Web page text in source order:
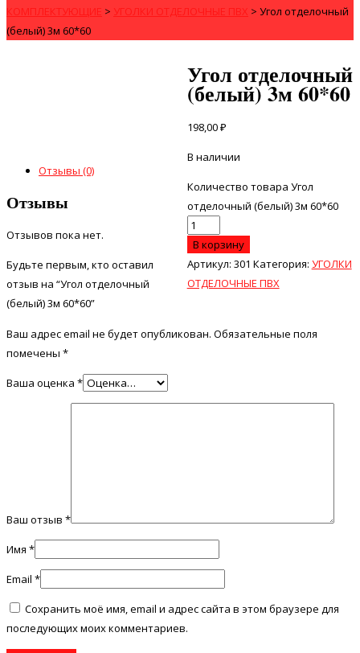
КОМПЛЕКТУЮЩИЕ > УГОЛКИ ОТДЕЛОЧНЫЕ ПВХ > Угол отделочный
(белый) 3м 60*60
Угол отделочный
(белый) 3м 60*60
198,00₽
В наличии
Количество товара Угол
отделочный (белый) 3м 60*60
В корзину
Артикул: 301 Категория: УГОЛКИ
ОТДЕЛОЧНЫЕ ПВХ
Отзывы (0)
Отзывы
Отзывов пока нет.
Будьте первым, кто оставил
отзыв на “Угол отделочный
(белый) 3м 60*60”
Ваш адрес email не будет опубликован. Обязательные поля
помечены *
Ваша оценка *
Ваш отзыв *
Имя *
Email *
Сохранить моё имя, email и адрес сайта в этом браузере для
последующих моих комментариев.